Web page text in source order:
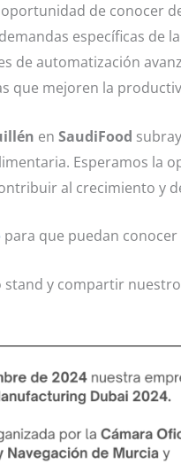
de conocer
específicas de
de automatización
que mejoren la
en SaudiFood
Esperamos la
al crecimiento y
para que puedan
stand y compartir